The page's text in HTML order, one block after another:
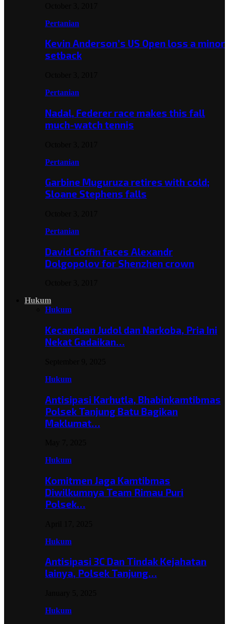
Pertanian
Kevin Anderson’s US Open loss a minor
setback
Pertanian
Nadal, Federer race makes this fall
much-watch tennis
Pertanian
Garbine Muguruza retires with cold;
Sloane Stephens falls
Pertanian
David Goffin faces Alexandr
Dolgopolov for Shenzhen crown
Hukum
Hukum
Kecanduan Judol dan Narkoba, Pria Ini
Nekat Gadaikan…
Hukum
Antisipasi Karhutla, Bhabinkamtibmas
Polsek Tanjung Batu Bagikan
Maklumat…
Hukum
Komitmen Jaga Kamtibmas
Diwilkumnya Team Rimau Puri
Polsek…
Hukum
Antisipasi 3C Dan Tindak Kejahatan
lainya, Polsek Tanjung…
Hukum